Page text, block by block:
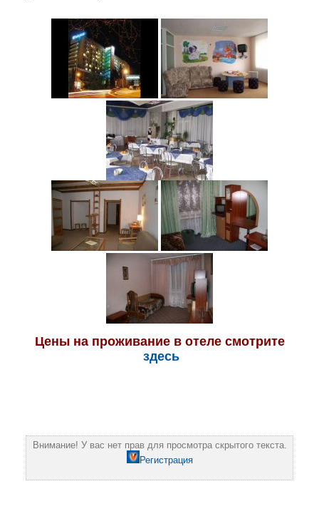
Цены на проживание в отеле смотрите
здесь
Внимание! У вас нет прав для просмотра скрытого текста.
Регистрация